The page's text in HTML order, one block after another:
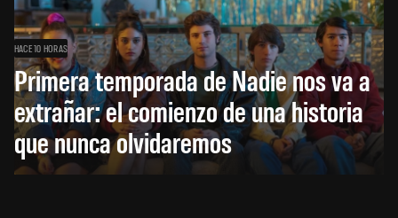
HACE 10 HORAS
Primera temporada de Nadie nos va a
extrañar: el comienzo de una historia
que nunca olvidaremos